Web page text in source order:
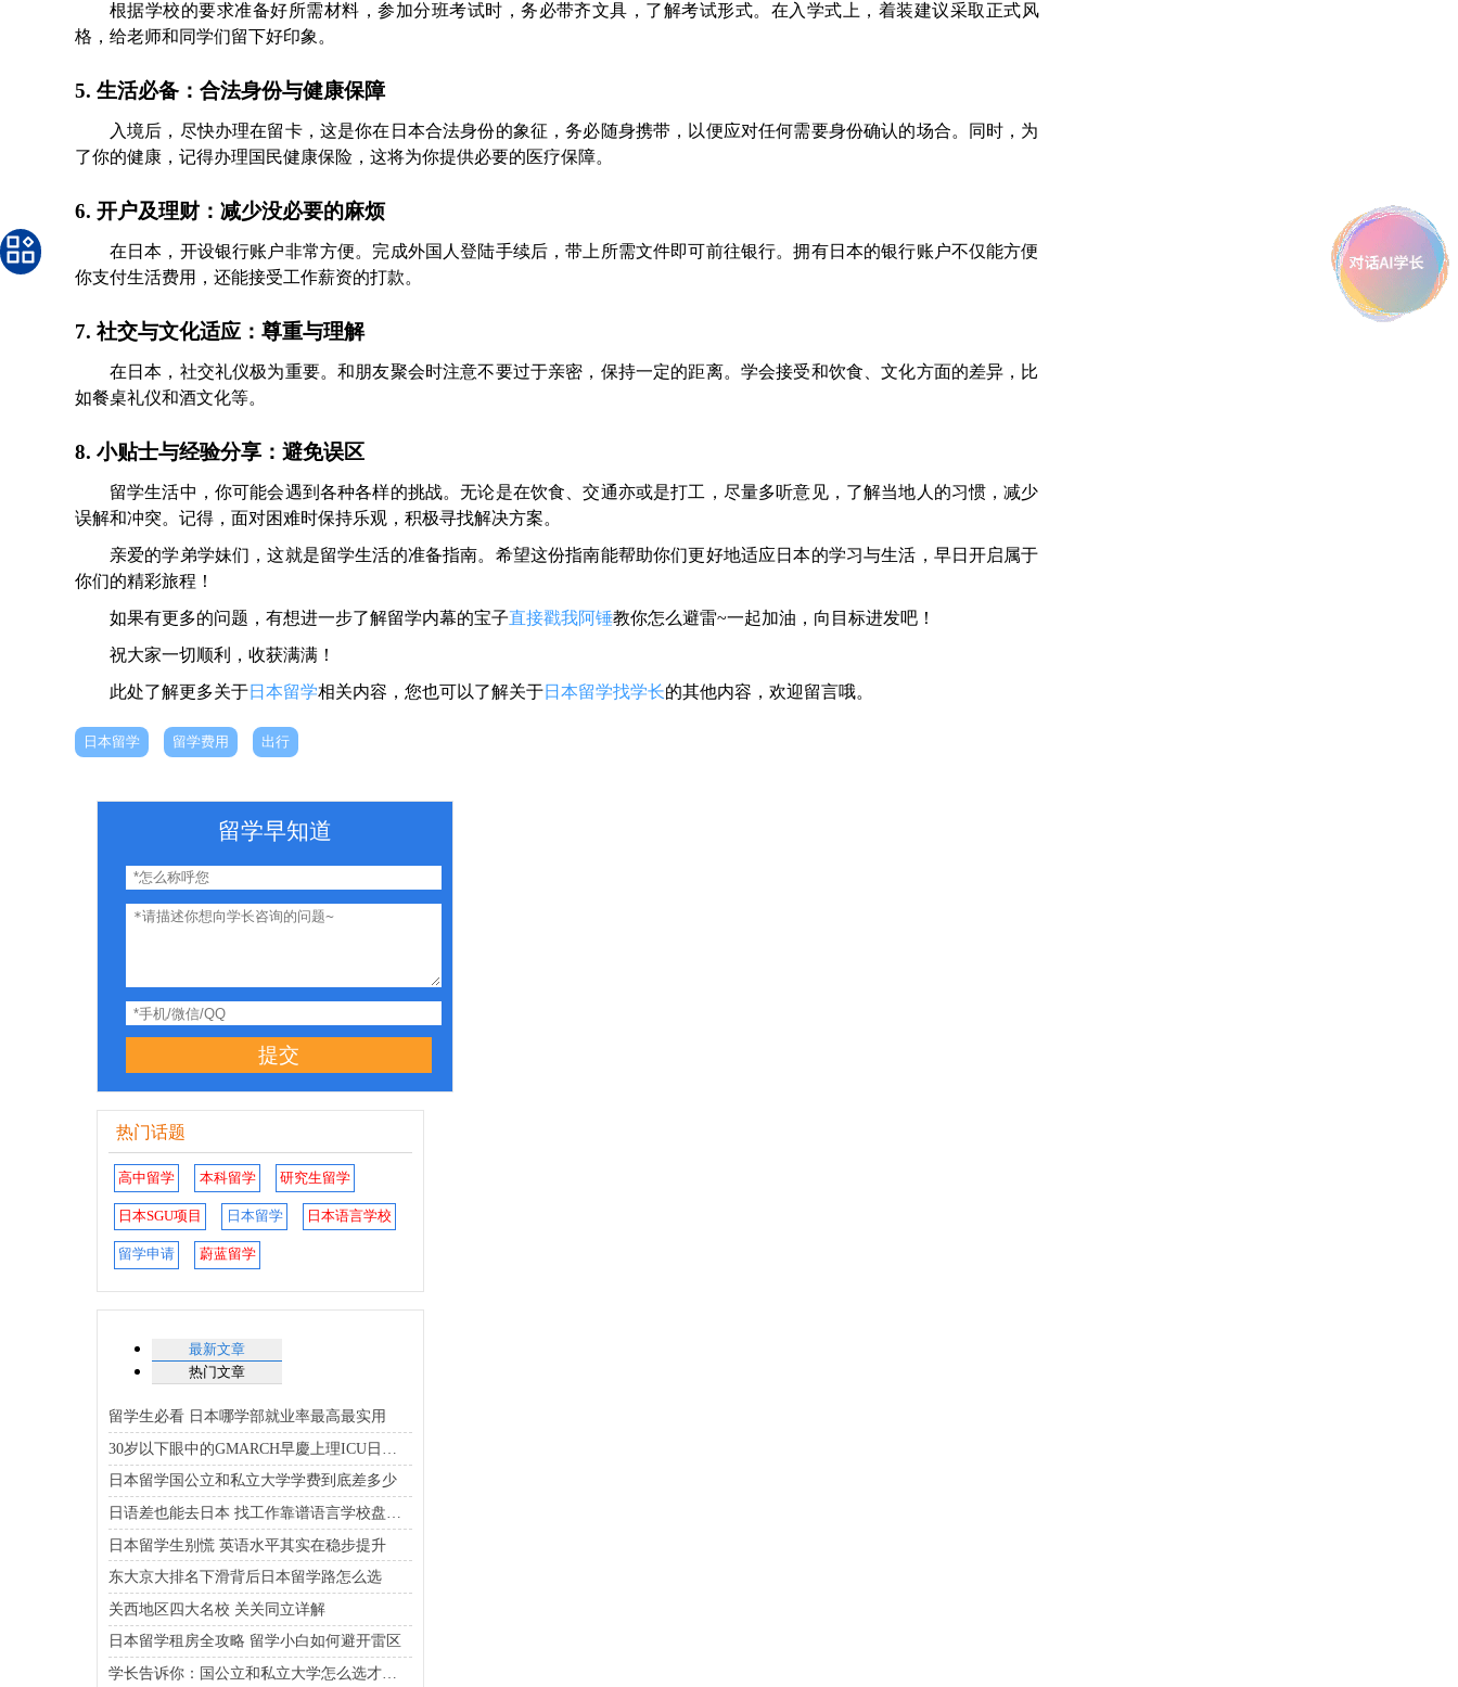
根据学校的要求准备好所需材料，参加分班考试时，务必带齐文具，了解考试形式。在入学式上，着装建议采取正式风
格，给老师和同学们留下好印象。
5. 生活必备：合法身份与健康保障
入境后，尽快办理在留卡，这是你在日本合法身份的象征，务必随身携带，以便应对任何需要身份确认的场合。同时，为
了你的健康，记得办理国民健康保险，这将为你提供必要的医疗保障。
6. 开户及理财：减少没必要的麻烦
在日本，开设银行账户非常方便。完成外国人登陆手续后，带上所需文件即可前往银行。拥有日本的银行账户不仅能方便
你支付生活费用，还能接受工作薪资的打款。
7. 社交与文化适应：尊重与理解
在日本，社交礼仪极为重要。和朋友聚会时注意不要过于亲密，保持一定的距离。学会接受和饮食、文化方面的差异，比
如餐桌礼仪和酒文化等。
8. 小贴士与经验分享：避免误区
留学生活中，你可能会遇到各种各样的挑战。无论是在饮食、交通亦或是打工，尽量多听意见，了解当地人的习惯，减少
误解和冲突。记得，面对困难时保持乐观，积极寻找解决方案。
亲爱的学弟学妹们，这就是留学生活的准备指南。希望这份指南能帮助你们更好地适应日本的学习与生活，早日开启属于
你们的精彩旅程！
如果有更多的问题，有想进一步了解留学内幕的宝子直接戳我阿锤教你怎么避雷~一起加油，向目标进发吧！
祝大家一切顺利，收获满满！
此处了解更多关于日本留学相关内容，您也可以了解关于日本留学找学长的其他内容，欢迎留言哦。
日本留学 留学费用 出行
留学早知道
提交
热门话题
高中留学 本科留学 研究生留学
日本SGU项目 日本留学 日本语言学校
留学申请 蔚蓝留学
最新文章
热门文章
留学生必看 日本哪学部就业率最高最实用
日本留学国公立和私立大学学费到底差多少
日本留学生别慌 英语水平其实在稳步提升
东大京大排名下滑背后日本留学路怎么选
关西地区四大名校 关关同立详解
日本留学租房全攻略 留学小白如何避开雷区